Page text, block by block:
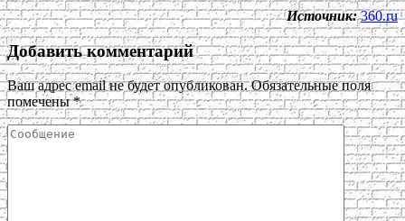
Источник: 360.ru
Добавить комментарий
Ваш адрес email не будет опубликован. Обязательные поля
помечены*